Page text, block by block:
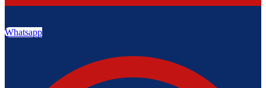
Whatsapp